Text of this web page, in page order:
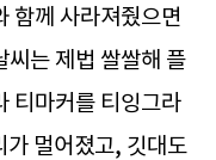
함께 사라져줬으면
씨는 제법 쌀쌀해 플
티마커를 티잉그라
가 멀어졌고, 깃대도